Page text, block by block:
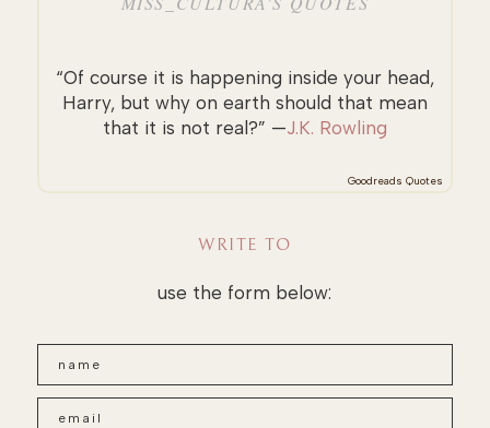
“Of course it is happening inside your head,
Harry, but why on earth should that mean
that it is not real?” —J.K. Rowling
Goodreads Quotes
WRITE TO
use the form below: